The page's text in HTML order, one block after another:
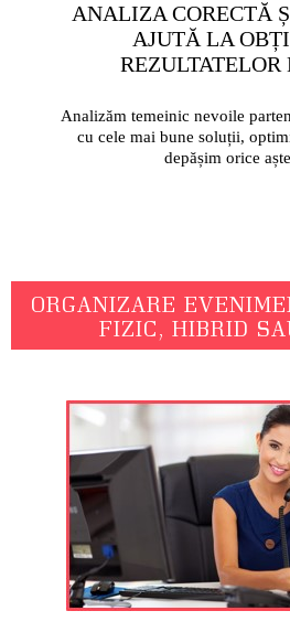
ANALIZA CORECTĂ
AJUTĂ LA
REZULTATELOR
Analizăm temeinic nevoile
cu cele mai bune soluții,
depășim orice
ORGANIZARE
FIZIC, HIBRID